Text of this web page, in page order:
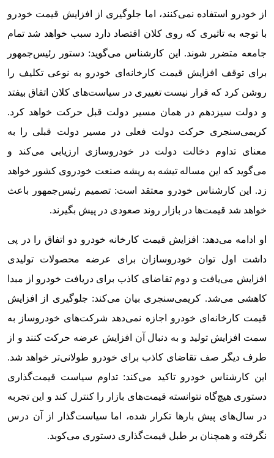
از خودرو استفاده نمی‌کنند، اما جلوگیری از افزایش قیمت خودرو
با توجه به تاثیری که روی کلان اقتصاد دارد سبب خواهد شد تمام
جامعه متضرر شوند. این کارشناس می‌گوید: دستور رئیس‌جمهور
برای توقف افزایش قیمت کارخانه‌ای خودرو به نوعی تکلیف را
روشن کرد که قرار نیست تغییری در سیاست‌های کلان اتفاق بیفتد
و دولت سیزدهم در همان مسیر دولت قبل حرکت خواهد کرد.
کریمی‌سنجری حرکت دولت فعلی در مسیر دولت قبلی را به
معنای تداوم دخالت دولت در خودروسازی ارزیابی می‌کند و
می‌گوید که این مساله تیشه به ریشه صنعت خودروی کشور خواهد
زد. این کارشناس خودرو معتقد است: تصمیم رئیس‌جمهور باعث
خواهد شد قیمت‌ها در بازار روند صعودی در پیش بگیرند.
او ادامه می‌دهد: افزایش قیمت کارخانه خودرو دو اتفاق را در پی
داشت اول توان خودروسازان برای عرضه محصولات تولیدی
افزایش می‌یافت و دوم تقاضای کاذب برای دریافت خودرو از مبدا
کاهشی می‌شد. کریمی‌سنجری بیان می‌کند: جلوگیری از افزایش
قیمت کارخانه‌ای خودرو اجازه نمی‌دهد شرکت‌های خودروساز به
سمت افزایش تولید و به دنبال آن افزایش عرضه حرکت کنند و از
طرف دیگر صف تقاضای کاذب برای خودرو طولانی‌تر خواهد شد.
این کارشناس خودرو تاکید می‌کند: تداوم سیاست قیمت‌گذاری
دستوری هیچ‌گاه نتوانسته قیمت‌های بازار را کنترل کند و این تجربه
در سال‌های پیش بارها تکرار شده، اما سیاست‌گذار از آن درس
نگرفته و همچنان بر طبل قیمت‌گذاری دستوری می‌کوبد.